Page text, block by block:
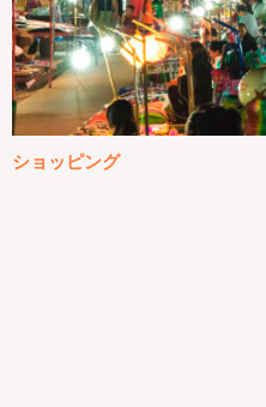
ショッピング